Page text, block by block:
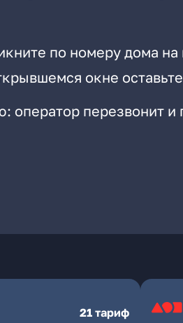
по номеру дома
окне
оператор перезвонит
21 тариф